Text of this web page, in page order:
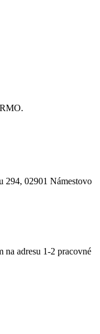
294, 02901 Námestovo
adresu 1-2 pracovné